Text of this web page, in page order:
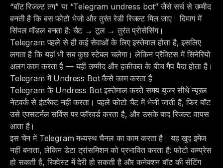
“बॉट रिजल्ट तग” या “Telegram undress bot” जैसे सर्च से उम्मीद
बनती है कि बस फोटो भेजो और तुरंत रेडी रिजल्ट मिल जाए। दिमाग में
सिंपल मॉडल बनता है: चैट → टूल → तुरंत प्रोसेसिंग।
Telegram पहले से ही कई सेवाओं के लिए इस्तेमाल होता है, इसलिए
लगता है कि यहां भी सब कुछ स्टेबल चलेगा। लेकिन प्रैक्टिस में सिनेरियो
अलग काम करता है — यहीं उम्मीद और हकीकत के बीच गैप पैदा होता है।
Telegram में Undress Bot कैसे काम करता है
Telegram के Undress Bot इस्तेमाल करते समय यूजर सीधे न्यूरल
नेटवर्क से इंटरैक्ट नहीं करता। पहले फोटो चैट में भेजी जाती है, फिर बॉट
उसे एक्सटर्नल सर्विस पर फॉरवर्ड करता है, और उसके बाद रिजल्ट वापस
आता है।
इस चेन में Telegram मध्यस्थ चैनल का काम करता है। यह खुद इमेज
नहीं बनाता, लेकिन डेटा ट्रांसमिशन को प्रभावित करता है: फोटो कम्प्रेस
हो सकती है, रिक्वेस्ट में देरी हो सकती है और कनेक्शन बॉट की सेटिंग